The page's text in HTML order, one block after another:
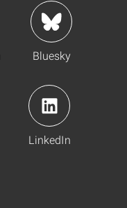
Bluesky
LinkedIn